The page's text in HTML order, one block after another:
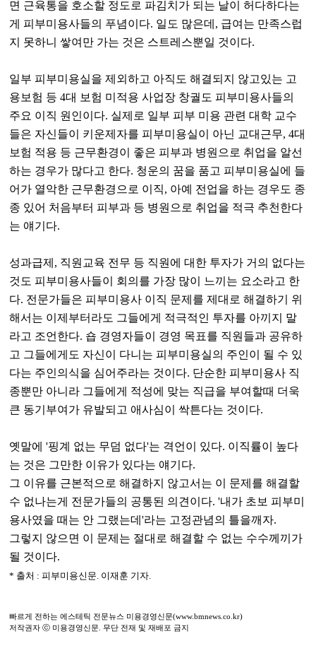
면 근육통을 호소할 정도로 파김치가 되는 날이 허다하다는
게 피부미용사들의 푸념이다. 일도 많은데, 급여는 만족스럽
지 못하니 쌓여만 가는 것은 스트레스뿐일 것이다.
일부 피부미용실을 제외하고 아직도 해결되지 않고있는 고
용보험 등 4대 보험 미적용 사업장 창궐도 피부미용사들의
주요 이직 원인이다. 실제로 일부 피부 미용 관련 대학 교수
들은 자신들이 키운제자를 피부미용실이 아닌 교대근무, 4대
보험 적용 등 근무환경이 좋은 피부과 병원으로 취업을 알선
하는 경우가 많다고 한다. 청운의 꿈을 품고 피부미용실에 들
어가 열악한 근무환경으로 이직, 아예 전업을 하는 경우도 종
종 있어 처음부터 피부과 등 병원으로 취업을 적극 추천한다
는 얘기다.
성과급제, 직원교육 전무 등 직원에 대한 투자가 거의 없다는
것도 피부미용사들이 회의를 가장 많이 느끼는 요소라고 한
다. 전문가들은 피부미용사 이직 문제를 제대로 해결하기 위
해서는 이제부터라도 그들에게 적극적인 투자를 아끼지 말
라고 조언한다. 숍 경영자들이 경영 목표를 직원들과 공유하
고 그들에게도 자신이 다니는 피부미용실의 주인이 될 수 있
다는 주인의식을 심어주라는 것이다. 단순한 피부미용사 직
종뿐만 아니라 그들에게 적성에 맞는 직급을 부여할때 더욱
큰 동기부여가 유발되고 애사심이 싹튼다는 것이다.
옛말에 '핑계 없는 무덤 없다'는 격언이 있다. 이직률이 높다
는 것은 그만한 이유가 있다는 얘기다.
그 이유를 근본적으로 해결하지 않고서는 이 문제를 해결할
수 없나는게 전문가들의 공통된 의견이다. '내가 초보 피부미
용사였을 때는 안 그랬는데'라는 고정관념의 틀을깨자.
그렇지 않으면 이 문제는 절대로 해결할 수 없는 수수께끼가
될 것이다.
* 출처 : 피부미용신문. 이재훈 기자.
빠르게 전하는 에스테틱 전문뉴스 미용경영신문(www.bmnews.co.kr)
저작권자 ⓒ 미용경영신문. 무단 전재 및 재배포 금지